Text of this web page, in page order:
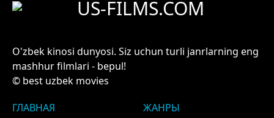
US-FILMS.COM
O'zbek kinosi dunyosi. Siz uchun turli janrlarning eng
mashhur filmlari - bepul!
© best uzbek movies
ГЛАВНАЯ
ЖАНРЫ